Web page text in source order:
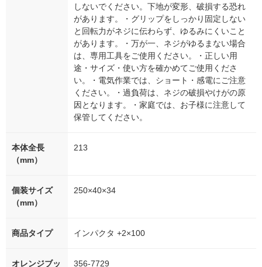
しないでください。下地が変形、破損する恐れ
があります。・グリップをしっかり固定しない
と回転力がネジに伝わらず、ゆるみにくいこと
があります。・万が一、ネジがゆるまない場合
は、専用工具をご使用ください。・正しい用
途・サイズ・使い方を確かめてご使用くださ
い。・電気作業では、ショート・感電にご注意
ください。・過負荷は、ネジの破損やけがの原
因となります。・家庭では、お子様に注意して
保管してください。
本体全長
（mm）
213
個装サイズ
（mm）
250×40×34
商品タイプ インパクタ +2×100
オレンジブッ 356-7729